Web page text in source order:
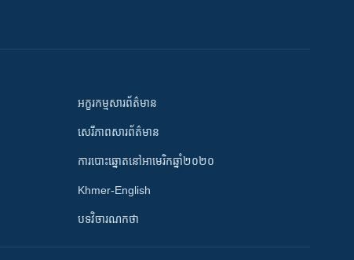
អក្ខរកម្មសារព័ត៌មាន
សេរីភាពសារព័ត៌មាន
ការបោះឆ្នោតនៅអាមេរិកឆ្នាំ២០២០
Khmer-English
បទវិចារណកថា